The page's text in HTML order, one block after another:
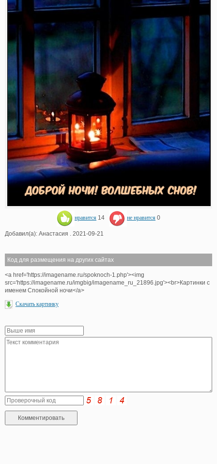
нравится 14 не нравится 0
Добавил(а): Анастасия . 2021-09-21
Код для размещения на других сайтах
<a href='https://imagename.ru/spoknoch-1.php'><img
src='https://imagename.ru/imgbig/imagename_ru_21896.jpg'><br>Картинки с
именем Спокойной ночи</a>
Скачать картинку